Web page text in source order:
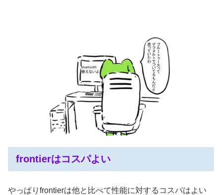
frontierはコスパよい
やっぱりfrontierは他と比べて性能に対するコスパはよい